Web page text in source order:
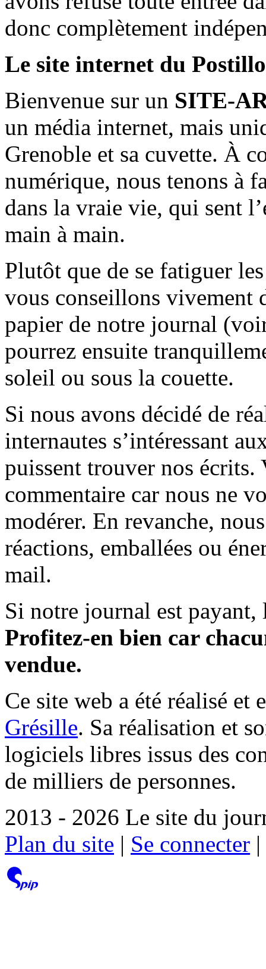
donc complètement
Le site internet du
Bienvenue sur un SITE-
un média internet, mais
Grenoble et sa cuvette. À
numérique, nous tenons à
dans la vraie vie, qui sent
main à main.
Plutôt que de se fatiguer
vous conseillons vivement
papier de notre journal
pourrez ensuite
soleil ou sous la couette.
Si nous avons décidé de
internautes s’intéressant
puissent trouver nos écrits.
commentaire car nous ne
modérer. En revanche,
réactions, emballées ou
mail.
Si notre journal est payant,
Profitez-en bien car
vendue.
Ce site web a été réalisé et
Grésille. Sa réalisation et
logiciels libres issus des
de milliers de personnes.
2013 - 2026 Le site du
Plan du site | Se connecter |